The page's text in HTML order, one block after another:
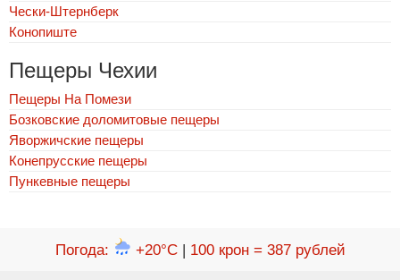
Чески-Штернберк
Конопиште
Пещеры Чехии
Пещеры На Помези
Бозковские доломитовые пещеры
Яворжичские пещеры
Конепрусские пещеры
Пункевныe пещеры
Погода: +20°C| 100 крон = 387 рублей